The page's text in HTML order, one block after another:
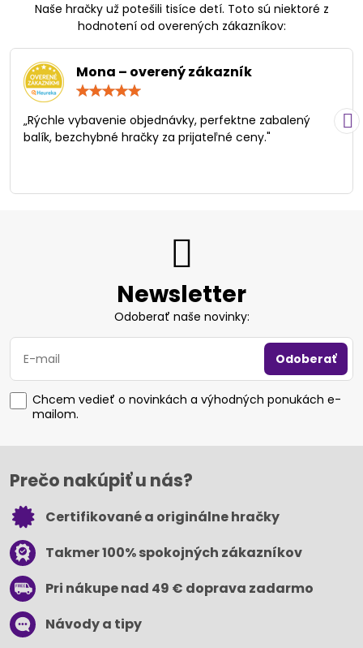
Naše hračky už potešili tisíce detí. Toto sú niektoré z
hodnotení od overených zákazníkov:
Mona – overený zákazník
/
5
„Rýchle vybavenie objednávky, perfektne zabalený
balík, bezchybné hračky za prijateľné ceny."
Newsletter
Odoberať naše novinky:
Odoberať
Chcem vedieť o novinkách a výhodných ponukách e-
mailom.
Prečo nakúpiť u nás?
Certifikované a originálne hračky
Takmer 100% spokojných zákazníkov
Pri nákupe nad 49 € doprava zadarmo
Návody a tipy